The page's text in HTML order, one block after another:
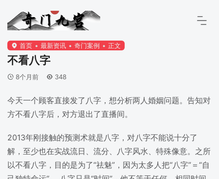
首页 最新资讯 奇门案例 正文
不看八字
8个月前 348
今天一个顾客直接发了八字，想分析两人婚姻问题。告知对
方不看八字后，对方退出了直播间。
2013年刚接触的预测术就是八字，对八字不能说十分了
解，至少也在实战流日、流分、八字风水、特殊像意。之所
以不看八字，目的是为了“祛魅”，因为太多人把“八字”＝“自